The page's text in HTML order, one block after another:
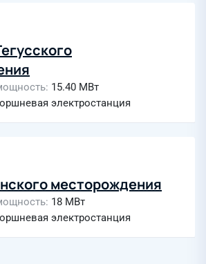
15.40 МВт
электростанция
месторождения
18 МВт
электростанция